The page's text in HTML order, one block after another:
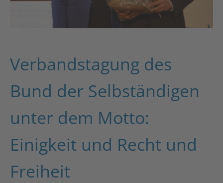
Verbandstagung des
Bund der Selbständigen
unter dem Motto:
Einigkeit und Recht und
Freiheit